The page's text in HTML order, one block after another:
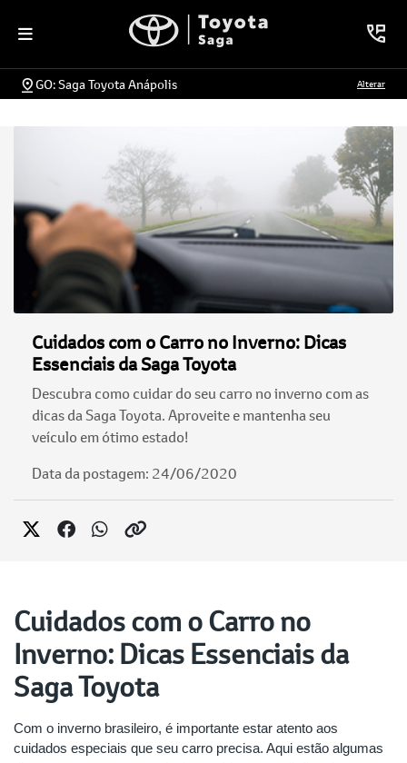
GO: Saga Toyota Anápolis Alterar
Cuidados com o Carro no Inverno: Dicas
Essenciais da Saga Toyota
Descubra como cuidar do seu carro no inverno com as
dicas da Saga Toyota. Aproveite e mantenha seu
veículo em ótimo estado!
Data da postagem: 24/06/2020
Cuidados com o Carro no
Inverno: Dicas Essenciais da
Saga Toyota
Com o inverno brasileiro, é importante estar atento aos
cuidados especiais que seu carro precisa. Aqui estão algumas